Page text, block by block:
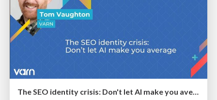
The SEO identity crisis: Don't let AI make you average